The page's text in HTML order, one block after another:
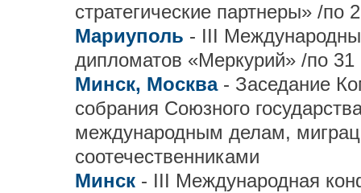
стратегические партнеры» /по
Мариуполь - III
дипломатов «Меркурий» /по 31
Минск, Москва - Заседание
собрания Союзного
международным делам,
соотечественниками
Минск - III Международная